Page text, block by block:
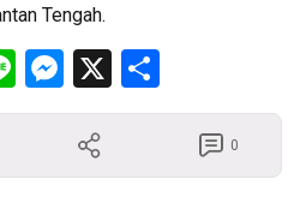
Tengah.
LineMessenger
X
0